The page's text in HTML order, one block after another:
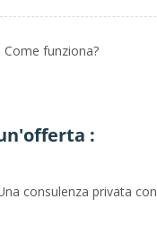
Come funziona?
:
consulenza privata con